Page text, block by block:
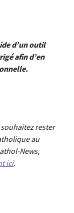
d’un outil
afin d’en
rester
au
News,
ici.